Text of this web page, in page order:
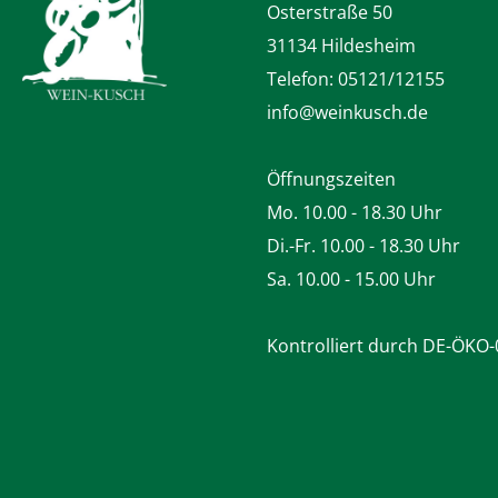
Osterstraße 50
31134 Hildesheim
Telefon: 05121/12155
info@weinkusch.de
Öffnungszeiten
Mo. 10.00 - 18.30 Uhr
Di.-Fr. 10.00 - 18.30 Uhr
Sa. 10.00 - 15.00 Uhr
Kontrolliert durch DE-ÖKO-